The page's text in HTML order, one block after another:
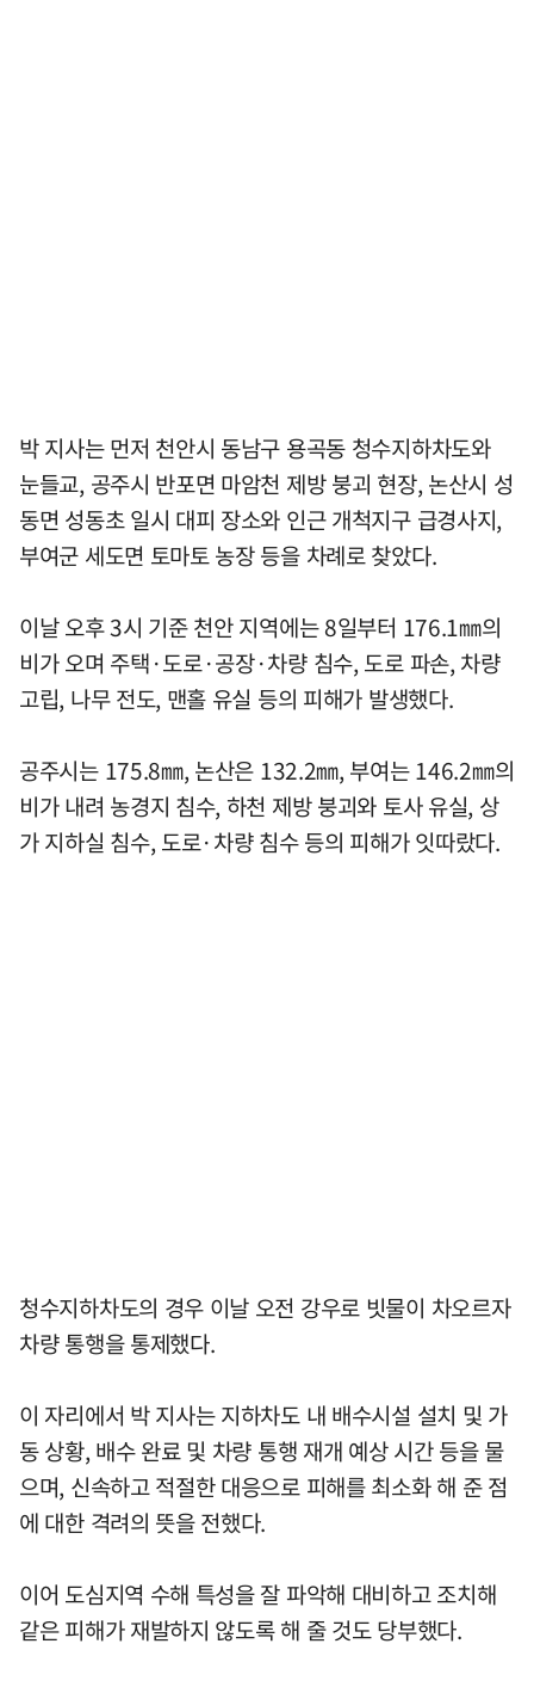
박 지사는 먼저 천안시 동남구 용곡동 청수지하차도와
눈들교, 공주시 반포면 마암천 제방 붕괴 현장, 논산시 성
동면 성동초 일시 대피 장소와 인근 개척지구 급경사지,
부여군 세도면 토마토 농장 등을 차례로 찾았다.
이날 오후 3시 기준 천안 지역에는 8일부터 176.1㎜의
비가 오며 주택·도로·공장·차량 침수, 도로 파손, 차량
고립, 나무 전도, 맨홀 유실 등의 피해가 발생했다.
공주시는 175.8㎜, 논산은 132.2㎜, 부여는 146.2㎜의
비가 내려 농경지 침수, 하천 제방 붕괴와 토사 유실, 상
가 지하실 침수, 도로·차량 침수 등의 피해가 잇따랐다.
청수지하차도의 경우 이날 오전 강우로 빗물이 차오르자
차량 통행을 통제했다.
이 자리에서 박 지사는 지하차도 내 배수시설 설치 및 가
동 상황, 배수 완료 및 차량 통행 재개 예상 시간 등을 물
으며, 신속하고 적절한 대응으로 피해를 최소화 해 준 점
에 대한 격려의 뜻을 전했다.
이어 도심지역 수해 특성을 잘 파악해 대비하고 조치해
같은 피해가 재발하지 않도록 해 줄 것도 당부했다.